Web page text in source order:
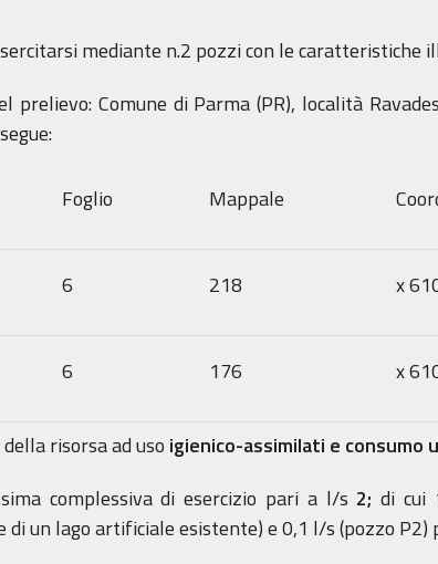
mediante n.2 pozzi con le
prelievo: Comune di Parma(PR), località
Foglio Mappale
6 218 x
6 176 x
risorsa ad uso igienico-assimilati e consumo
complessiva di esercizio pari a l/s 2; di cui
di un lago artificiale esistente) e 0,1 l/s (pozzo P2)